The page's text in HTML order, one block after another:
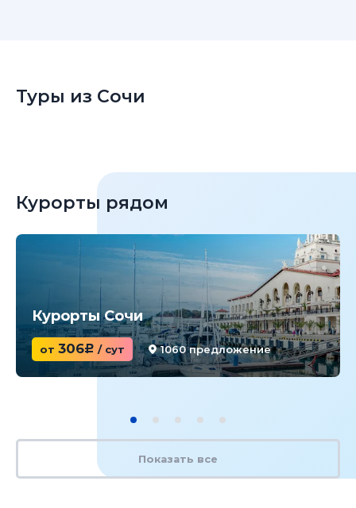
Туры из Сочи
Курорты рядом
Курорты Сочи
от 306c / сут 1060 предложение
Показать все